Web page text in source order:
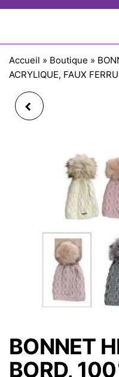
Accueil » Boutique »
ACRYLIQUE, FAUX
BONNET
BORD,